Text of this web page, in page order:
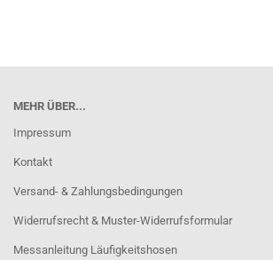
MEHR ÜBER...
Impressum
Kontakt
Versand- & Zahlungsbedingungen
Widerrufsrecht & Muster-Widerrufsformular
Messanleitung Läufigkeitshosen